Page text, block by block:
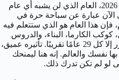
مرحبًا بك يا مولود الحوت في عام 2026، العام الذي لن يشبه أي عام
الآن عبارة عن سباحة حرة في
هذا العام هو الذي ستتعلم فيه
كوكب الكارما، البناء، والدروس
الصعبة، في برجك هو حدث لا يتكرر إلا كل 29 عامًا تقريبًا. تأثيره عميق،
نفسك والعالم. إنه هنا ليمنحك
لو لم تكن تدرك ذلك.